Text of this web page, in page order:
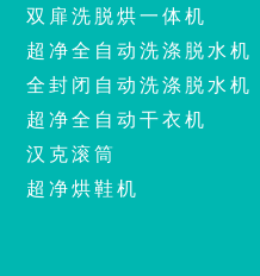
双扉洗脱烘一体机
超净全自动洗涤脱水机
全封闭自动洗涤脱水机
超净全自动干衣机
汉克滚筒
超净烘鞋机